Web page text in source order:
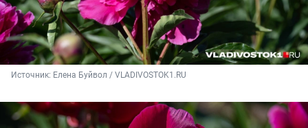
Источник: Елена Буйвол / VLADIVOSTOK1.RU